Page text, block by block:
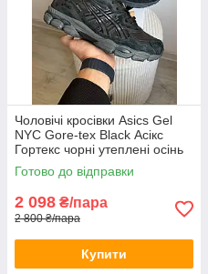
Чоловічі кросівки Asics Gel
NYC Gore-tex Black Асікс
Гортекс чорні утеплені осінь
водонепроникнені
Готово до відправки
2 098 ₴/пара
2 800 ₴/пара
Купити